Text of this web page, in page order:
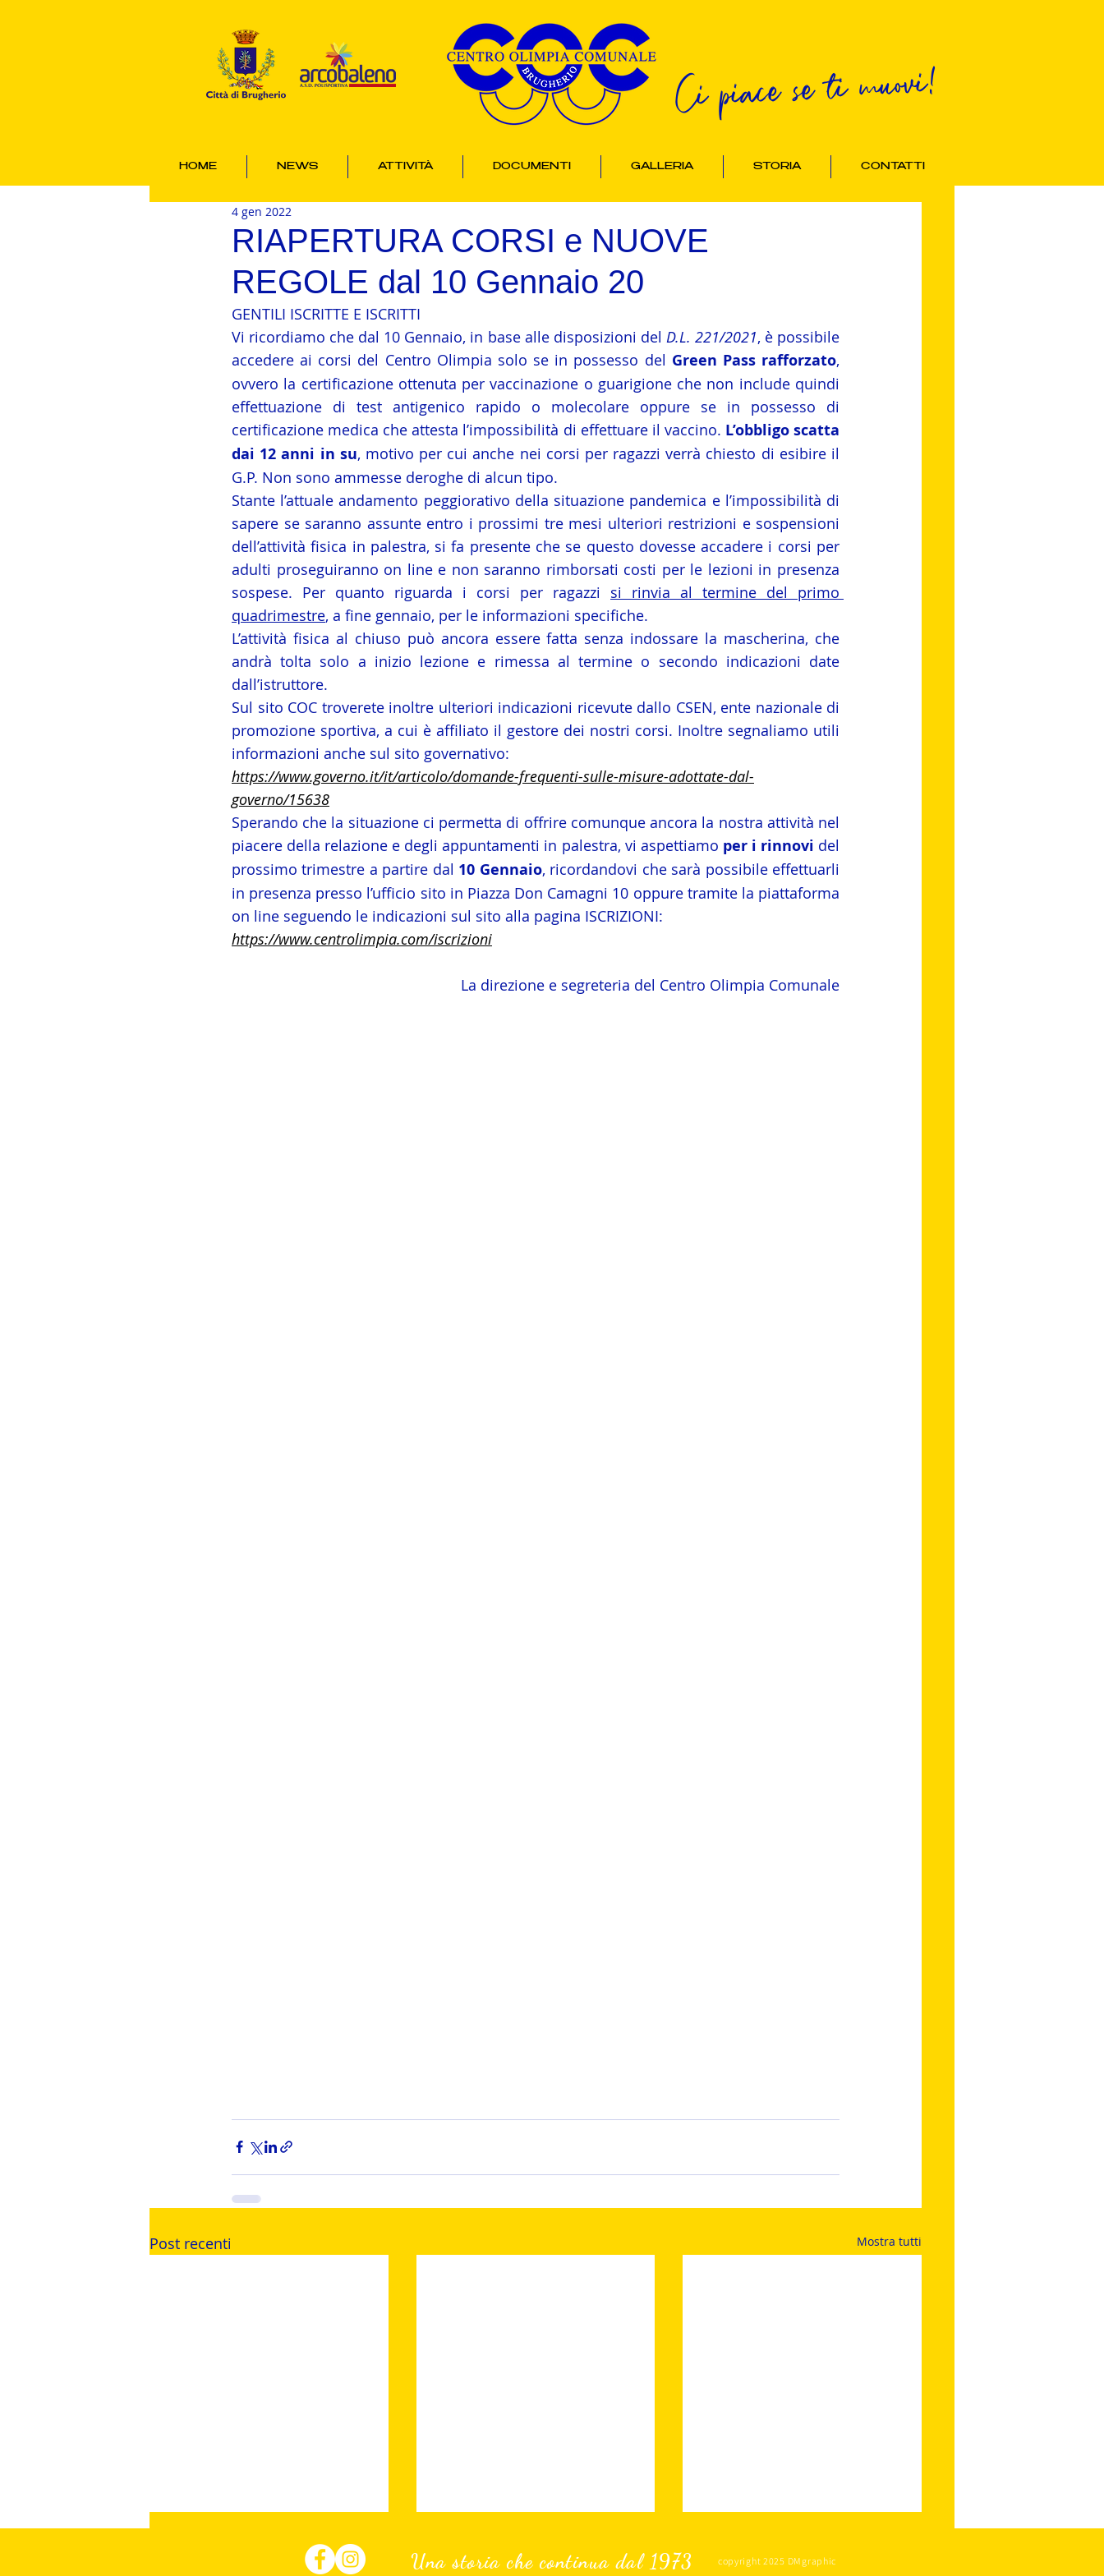
Ci piace se ti muovi!
HOME NEWS ATTIVITÀ DOCUMENTI GALLERIA STORIA CONTATTI
RIAPERTURA CORSI e NUOVE
REGOLE dal 10 Gennaio 20
4 gen 2022
GENTILI ISCRITTE E ISCRITTI
Vi ricordiamo che dal 10 Gennaio, in base alle disposizioni del D.L. 221/2021, è possibile
accedere ai corsi del Centro Olimpia solo se in possesso del Green Pass rafforzato,
ovvero la certificazione ottenuta per vaccinazione o guarigione che non include quindi
effettuazione di test antigenico rapido o molecolare oppure se in possesso di
certificazione medica che attesta l’impossibilità di effettuare il vaccino. L’obbligo scatta
dai 12 anni in su, motivo per cui anche nei corsi per ragazzi verrà chiesto di esibire il
G.P. Non sono ammesse deroghe di alcun tipo.
Stante l’attuale andamento peggiorativo della situazione pandemica e l’impossibilità di
sapere se saranno assunte entro i prossimi tre mesi ulteriori restrizioni e sospensioni
dell’attività fisica in palestra, si fa presente che se questo dovesse accadere i corsi per
adulti proseguiranno on line e non saranno rimborsati costi per le lezioni in presenza
sospese. Per quanto riguarda i corsi per ragazzi si rinvia al termine del primo
quadrimestre, a fine gennaio, per le informazioni specifiche.
L’attività fisica al chiuso può ancora essere fatta senza indossare la mascherina, che
andrà tolta solo a inizio lezione e rimessa al termine o secondo indicazioni date
dall’istruttore.
Sul sito COC troverete inoltre ulteriori indicazioni ricevute dallo CSEN, ente nazionale di
promozione sportiva, a cui è affiliato il gestore dei nostri corsi. Inoltre segnaliamo utili
informazioni anche sul sito governativo:
https://www.governo.it/it/articolo/domande-frequenti-sulle-misure-adottate-dal-
governo/15638
Sperando che la situazione ci permetta di offrire comunque ancora la nostra attività nel
piacere della relazione e degli appuntamenti in palestra, vi aspettiamo per i rinnovi del
prossimo trimestre a partire dal 10 Gennaio, ricordandovi che sarà possibile effettuarli
in presenza presso l’ufficio sito in Piazza Don Camagni 10 oppure tramite la piattaforma
on line seguendo le indicazioni sul sito alla pagina ISCRIZIONI:
https://www.centrolimpia.com/iscrizioni
La direzione e segreteria del Centro Olimpia Comunale
Post recenti Mostra tutti
Una storia che continua dal 1973 copyright 2025 DMgraphic